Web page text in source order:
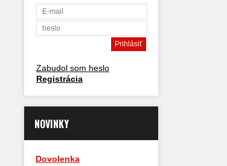
Zabudol som heslo
Registrácia
NOVINKY
Dovolenka